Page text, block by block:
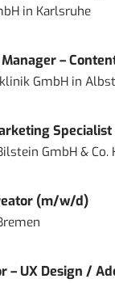
in Karlsruhe
–
GmbHin
Specialist
GmbH & Co.
(m/w/d)
– UX Design /